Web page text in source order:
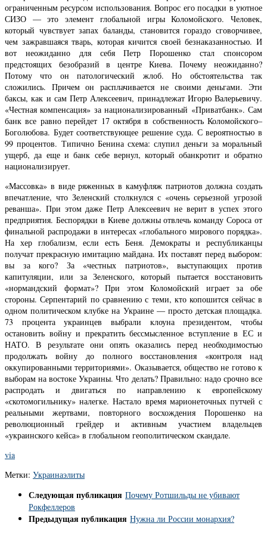
ограниченным ресурсом использования. Вопрос его посадки в уютное
СИЗО — это элемент глобальной игры Коломойского. Человек,
который чувствует запах баланды, становится гораздо сговорчивее,
чем зажравшаяся тварь, которая кичится своей безнаказанностью. И
вот неожиданно для себя Петр Порошенко стал спонсором
предстоящих безобразий в центре Киева. Почему неожиданно?
Потому что он патологический жлоб. Но обстоятельства так
сложились. Причем он расплачивается не своими деньгами. Эти
баксы, как и сам Петр Алексеевич, принадлежат Игорю Валерьевичу.
«Честная компенсация» за национализированный «Приватбанк». Сам
банк все равно перейдет 17 октября в собственность Коломойского–
Боголюбова. Будет соответствующее решение суда. С вероятностью в
99 процентов. Типично Бенина схема: слупил деньги за моральный
ущерб, да еще и банк себе вернул, который обанкротит и обратно
национализирует.
«Массовка» в виде ряженных в камуфляж патриотов должна создать
впечатление, что Зеленский столкнулся с «очень серьезной угрозой
реванша». При этом даже Петр Алексеевич не верит в успех этого
предприятия. Беспорядки в Киеве должны отвлечь команду Сороса от
финальной распродажи в интересах «глобального мирового порядка».
На хер глобализм, если есть Беня. Демократы и республиканцы
получат прекрасную имитацию майдана. Их поставят перед выбором:
вы за кого? За «честных патриотов», выступающих против
капитуляции, или за Зеленского, который пытается восстановить
«нормандский формат»? При этом Коломойский играет за обе
стороны. Серпентарий по сравнению с теми, кто копошится сейчас в
одном политическом клубке на Украине — просто детская площадка.
73 процента украинцев выбрали клоуна президентом, чтобы
остановить войну и прекратить бессмысленное вступление в ЕС и
НАТО. В результате они опять оказались перед необходимостью
продолжать войну до полного восстановления «контроля над
оккупированными территориями». Оказывается, общество не готово к
выборам на востоке Украины. Что делать? Правильно: надо срочно все
распродать и двигаться по направлению к европейскому
«скотомогильнику» налегке. Настало время марионеточных путчей с
реальными жертвами, повторного восхождения Порошенко на
революционный грейдер и активным участием владельцев
«украинского кейса» в глобальном геополитическом скандале.
via
Метки: Украинаэлиты
Следующая публикация Почему Ротшильды не убивают
Рокфеллеров
Предыдущая публикация Нужна ли России монархия?